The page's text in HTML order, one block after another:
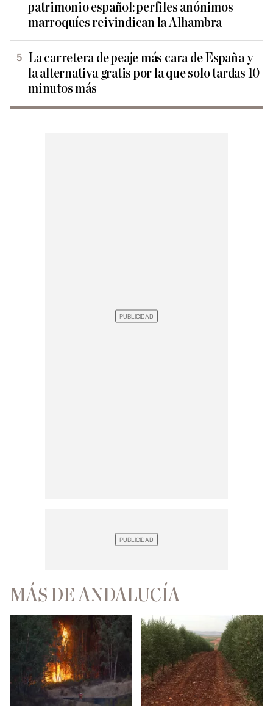
patrimonio español: perfiles anónimos
marroquíes reivindican la Alhambra
La carretera de peaje más cara de España y
la alternativa gratis por la que solo tardas 10
minutos más
MÁS DE ANDALUCÍA